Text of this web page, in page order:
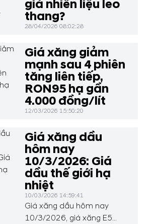
giá nhiên liệu leo
thang?
28/04/2026 08:02:28
Giá xăng giảm
mạnh sau 4 phiên
tăng liên tiếp,
RON95 hạ gần
4.000 đồng/lít
12/03/2026 15:50:20
Giá xăng dầu
hôm nay
10/3/2026: Giá
dầu thế giới hạ
nhiệt
10/03/2026 14:59:41
Giá xăng dầu hôm nay
10/3/2026, giá xăng E5